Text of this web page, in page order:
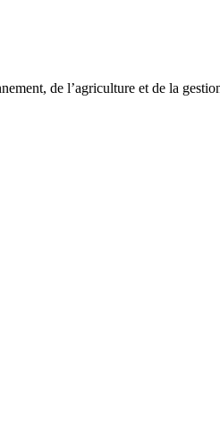
de l’agriculture et de la